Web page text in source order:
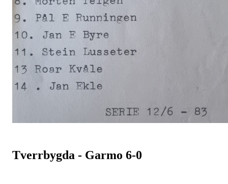
Tverrbygda - Garmo 6-0